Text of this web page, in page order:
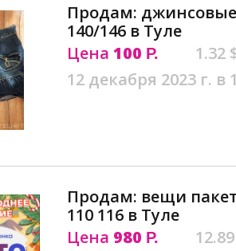
Продам:
140/146 в Туле
Цена 100 Р.
1.32
12 декабря 2023 г. в
Продам: вещи
110 116 в Туле
Цена 980 Р.